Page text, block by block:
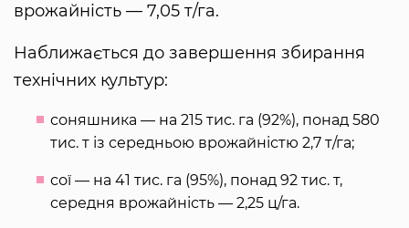
врожайність — 7,05 т/га.
Наближається до завершення збирання
технічних культур:
соняшника — на 215 тис. га (92%), понад 580
тис. т із середньою врожайністю 2,7 т/га;
сої — на 41 тис. га (95%), понад 92 тис. т,
середня врожайність — 2,25 ц/га.